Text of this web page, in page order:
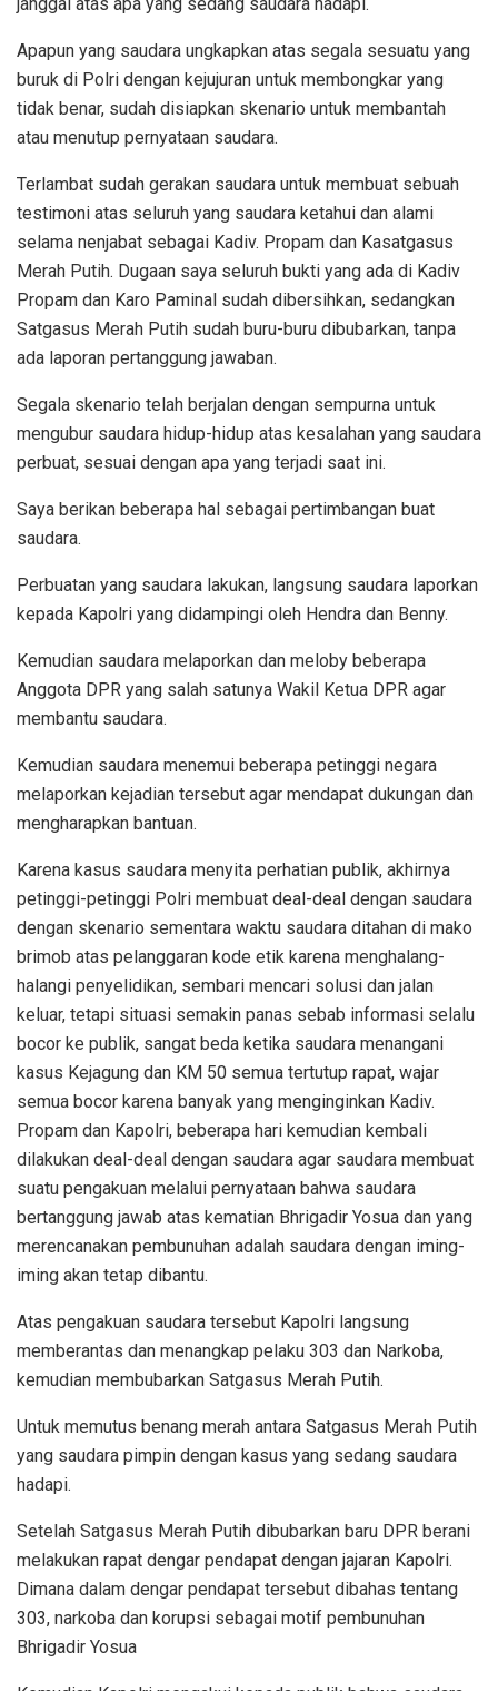
Apapun yang saudara ungkapkan atas segala sesuatu yang
buruk di Polri dengan kejujuran untuk membongkar yang
tidak benar, sudah disiapkan skenario untuk membantah
atau menutup pernyataan saudara.
Terlambat sudah gerakan saudara untuk membuat sebuah
testimoni atas seluruh yang saudara ketahui dan alami
selama nenjabat sebagai Kadiv. Propam dan Kasatgasus
Merah Putih. Dugaan saya seluruh bukti yang ada di Kadiv
Propam dan Karo Paminal sudah dibersihkan, sedangkan
Satgasus Merah Putih sudah buru-buru dibubarkan, tanpa
ada laporan pertanggung jawaban.
Segala skenario telah berjalan dengan sempurna untuk
mengubur saudara hidup-hidup atas kesalahan yang saudara
perbuat, sesuai dengan apa yang terjadi saat ini.
Saya berikan beberapa hal sebagai pertimbangan buat
saudara.
Perbuatan yang saudara lakukan, langsung saudara laporkan
kepada Kapolri yang didampingi oleh Hendra dan Benny.
Kemudian saudara melaporkan dan meloby beberapa
Anggota DPR yang salah satunya Wakil Ketua DPR agar
membantu saudara.
Kemudian saudara menemui beberapa petinggi negara
melaporkan kejadian tersebut agar mendapat dukungan dan
mengharapkan bantuan.
Karena kasus saudara menyita perhatian publik, akhirnya
petinggi-petinggi Polri membuat deal-deal dengan saudara
dengan skenario sementara waktu saudara ditahan di mako
brimob atas pelanggaran kode etik karena menghalang-
halangi penyelidikan, sembari mencari solusi dan jalan
keluar, tetapi situasi semakin panas sebab informasi selalu
bocor ke publik, sangat beda ketika saudara menangani
kasus Kejagung dan KM 50 semua tertutup rapat, wajar
semua bocor karena banyak yang menginginkan Kadiv.
Propam dan Kapolri, beberapa hari kemudian kembali
dilakukan deal-deal dengan saudara agar saudara membuat
suatu pengakuan melalui pernyataan bahwa saudara
bertanggung jawab atas kematian Bhrigadir Yosua dan yang
merencanakan pembunuhan adalah saudara dengan iming-
iming akan tetap dibantu.
Atas pengakuan saudara tersebut Kapolri langsung
memberantas dan menangkap pelaku 303 dan Narkoba,
kemudian membubarkan Satgasus Merah Putih.
Untuk memutus benang merah antara Satgasus Merah Putih
yang saudara pimpin dengan kasus yang sedang saudara
hadapi.
Setelah Satgasus Merah Putih dibubarkan baru DPR berani
melakukan rapat dengar pendapat dengan jajaran Kapolri.
Dimana dalam dengar pendapat tersebut dibahas tentang
303, narkoba dan korupsi sebagai motif pembunuhan
Bhrigadir Yosua